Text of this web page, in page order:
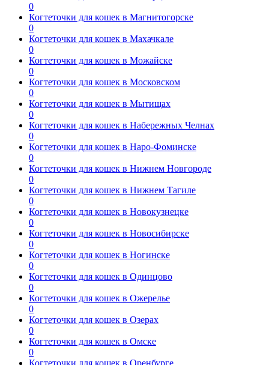
0
Когтеточки для кошек в Магнитогорске
0
Когтеточки для кошек в Махачкале
0
Когтеточки для кошек в Можайске
0
Когтеточки для кошек в Московском
0
Когтеточки для кошек в Мытищах
0
Когтеточки для кошек в Набережных Челнах
0
Когтеточки для кошек в Наро-Фоминске
0
Когтеточки для кошек в Нижнем Новгороде
0
Когтеточки для кошек в Нижнем Тагиле
0
Когтеточки для кошек в Новокузнецке
0
Когтеточки для кошек в Новосибирске
0
Когтеточки для кошек в Ногинске
0
Когтеточки для кошек в Одинцово
0
Когтеточки для кошек в Ожерелье
0
Когтеточки для кошек в Озерах
0
Когтеточки для кошек в Омске
0
Когтеточки для кошек в Оренбурге